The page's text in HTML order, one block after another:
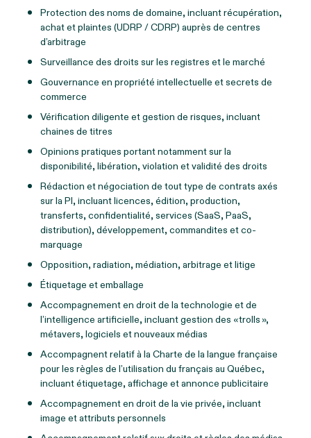
Protection des noms de domaine, incluant récupération,
achat et plaintes (UDRP / CDRP) auprès de centres
d’arbitrage
Surveillance des droits sur les registres et le marché
Gouvernance en propriété intellectuelle et secrets de
commerce
Vérification diligente et gestion de risques, incluant
chaines de titres
Opinions pratiques portant notamment sur la
disponibilité, libération, violation et validité des droits
Rédaction et négociation de tout type de contrats axés
sur la PI, incluant licences, édition, production,
transferts, confidentialité, services (SaaS, PaaS,
distribution), développement, commandites et co-
marquage
Opposition, radiation, médiation, arbitrage et litige
Étiquetage et emballage
Accompagnement en droit de la technologie et de
l’intelligence artificielle, incluant gestion des « trolls »,
métavers, logiciels et nouveaux médias
Accompagnent relatif à la Charte de la langue française
pour les règles de l’utilisation du français au Québec,
incluant étiquetage, affichage et annonce publicitaire
Accompagnement en droit de la vie privée, incluant
image et attributs personnels